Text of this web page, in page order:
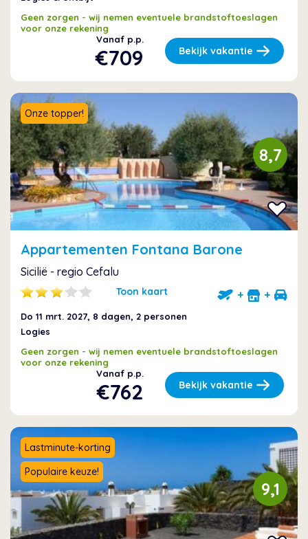
Geen zorgen - wij nemen eventuele brandstoftoeslagen
voor onze rekening
Vanaf p.p.
€709 Bekijk vakantie
Onze topper!
8,7
Appartementen Fontana Barone
Sicilië - regio Cefalu
Toon kaart + +
Do 11 mrt. 2027, 8 dagen, 2 personen
Logies
Geen zorgen - wij nemen eventuele brandstoftoeslagen
voor onze rekening
Vanaf p.p.
€762 Bekijk vakantie
Lastminute-korting
Populaire keuze!
9,1